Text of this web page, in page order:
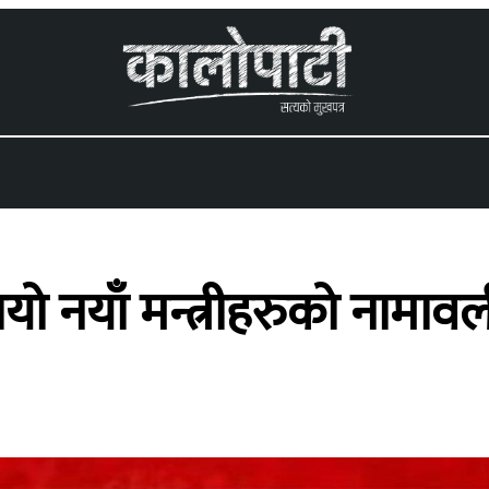
नयाँ मन्त्रीहरुको